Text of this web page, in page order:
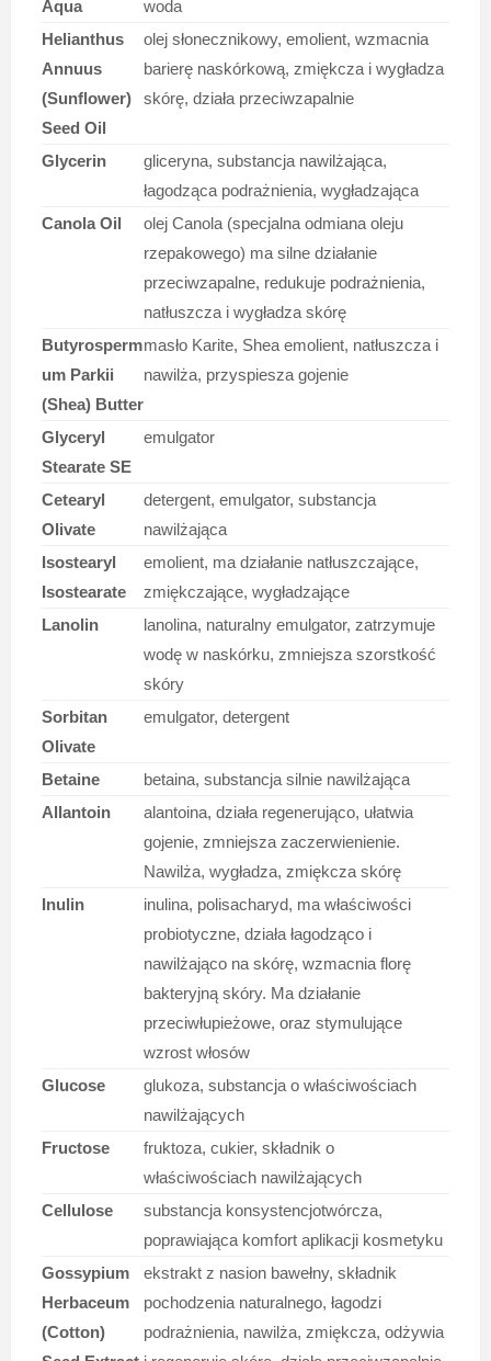
Aqua
woda
Helianthus
Annuus
(Sunflower)
Seed Oil
olej słonecznikowy, emolient, wzmacnia
barierę naskórkową, zmiękcza i wygładza
skórę, działa przeciwzapalnie
Glycerin
gliceryna, substancja nawilżająca,
łagodząca podrażnienia, wygładzająca
Canola Oil
olej Canola (specjalna odmiana oleju
rzepakowego) ma silne działanie
przeciwzapalne, redukuje podrażnienia,
natłuszcza i wygładza skórę
Butyrosperm
um Parkii
(Shea) Butter
masło Karite, Shea emolient, natłuszcza i
nawilża, przyspiesza gojenie
Glyceryl
Stearate SE
emulgator
Cetearyl
Olivate
detergent, emulgator, substancja
nawilżająca
Isostearyl
Isostearate
emolient, ma działanie natłuszczające,
zmiękczające, wygładzające
Lanolin
lanolina, naturalny emulgator, zatrzymuje
wodę w naskórku, zmniejsza szorstkość
skóry
Sorbitan
Olivate
emulgator, detergent
Betaine
betaina, substancja silnie nawilżająca
Allantoin
alantoina, działa regenerująco, ułatwia
gojenie, zmniejsza zaczerwienienie.
Nawilża, wygładza, zmiękcza skórę
Inulin
inulina, polisacharyd, ma właściwości
probiotyczne, działa łagodząco i
nawilżająco na skórę, wzmacnia florę
bakteryjną skóry. Ma działanie
przeciwłupieżowe, oraz stymulujące
wzrost włosów
Glucose
glukoza, substancja o właściwościach
nawilżających
Fructose
fruktoza, cukier, składnik o
właściwościach nawilżających
Cellulose
substancja konsystencjotwórcza,
poprawiająca komfort aplikacji kosmetyku
Gossypium
Herbaceum
(Cotton)
ekstrakt z nasion bawełny, składnik
pochodzenia naturalnego, łagodzi
podrażnienia, nawilża, zmiękcza, odżywia